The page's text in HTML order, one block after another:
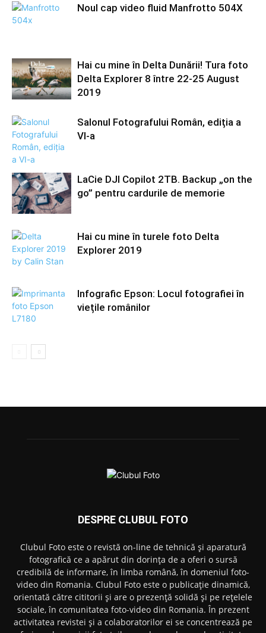
Noul cap video fluid Manfrotto 504X
Hai cu mine în Delta Dunării! Tura foto
Delta Explorer 8 între 22-25 August
2019
Salonul Fotografului Român, ediția a
VI-a
LaCie DJI Copilot 2TB. Backup „on the
go” pentru cardurile de memorie
Hai cu mine în turele foto Delta
Explorer 2019
Infografic Epson: Locul fotografiei în
viețile românilor
DESPRE CLUBUL FOTO
Clubul Foto este o revistă on-line de tehnică și aparatură
fotografică ce a apărut din dorința de a oferi o sursă
credibilă de informare, în limba română, în domeniul foto-
video din Romania. Clubul Foto este o publicație dinamică,
orientată către cititorii și are o prezență solidă și pe rețelele
sociale, în comunitatea foto-video din Romania. În prezent
activitatea revistei și a colaboratorilor ei se concentrează pe